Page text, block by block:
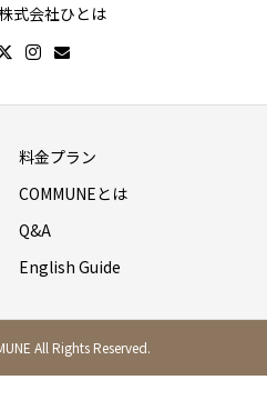
式会社ひとは
料金プラン
COMMUNEとは
Q&A
English Guide
All Rights Reserved.